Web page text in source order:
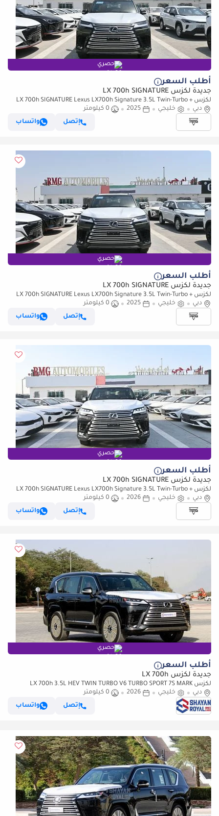
حصري
أطلب السعر
جديدة لكزس LX 700h SIGNATURE
لكزس LX 700h SIGNATURE Lexus LX700h Signature 3.5L Twin-Turbo +
Hybrid V6, Model 2025, Color Green inside Red
دبي خليجي 2025
0 كيلومتر
إتصل
واتساب
حصري
أطلب السعر
جديدة لكزس LX 700h SIGNATURE
لكزس LX 700h SIGNATURE Lexus LX700h Signature 3.5L Twin-Turbo +
Hybrid V6, Model 2025, Color Green inside Tan
دبي خليجي 2025
0 كيلومتر
إتصل
واتساب
حصري
أطلب السعر
جديدة لكزس LX 700h SIGNATURE
لكزس LX 700h SIGNATURE Lexus LX700h Signature 3.5L Twin-Turbo +
Hybrid V6, Model 2026, Color Black inside Red
دبي خليجي 2026
0 كيلومتر
إتصل
واتساب
حصري
أطلب السعر
جديدة لكزس LX 700h
لكزس LX 700h 3.5L HEV TWIN TURBO V6 TURBO SPORT 7S MARK
LEVINSON | AUTO PARKING, 2026MY
دبي خليجي 2026
0 كيلومتر
إتصل
واتساب